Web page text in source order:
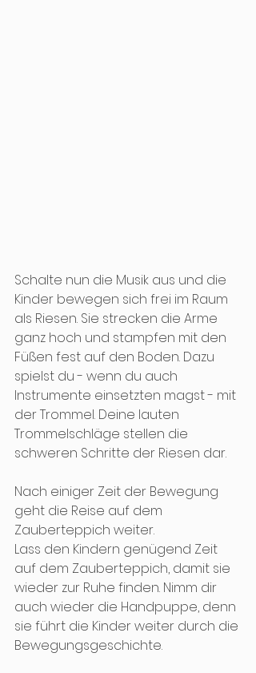
Schalte nun die Musik aus und die
Kinder bewegen sich frei im Raum
als Riesen. Sie strecken die Arme
ganz hoch und stampfen mit den
Füßen fest auf den Boden. Dazu
spielst du - wenn du auch
Instrumente einsetzten magst - mit
der Trommel. Deine lauten
Trommelschläge stellen die
schweren Schritte der Riesen dar.
Nach einiger Zeit der Bewegung
geht die Reise auf dem
Zauberteppich weiter.
Lass den Kindern genügend Zeit
auf dem Zauberteppich, damit sie
wieder zur Ruhe finden. Nimm dir
auch wieder die Handpuppe, denn
sie führt die Kinder weiter durch die
Bewegungsgeschichte.